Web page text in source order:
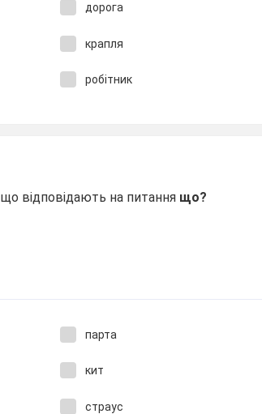
дорога
крапля
робітник
відповідають на питання що?
парта
кит
страус